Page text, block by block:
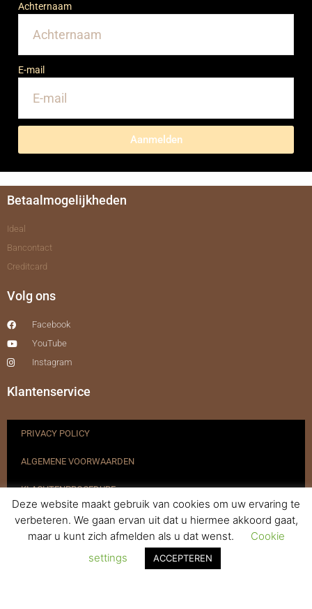
Achternaam
E-mail
Aanmelden
Betaalmogelijkheden
Ideal
Bancontact
Creditcard
Volg ons
Facebook
YouTube
Instagram
Klantenservice
PRIVACY POLICY
ALGEMENE VOORWAARDEN
KLACHTENPROCEDURE
VERZENDEN & RETOURNEREN
Deze website maakt gebruik van cookies om uw ervaring te
verbeteren. We gaan ervan uit dat u hiermee akkoord gaat,
maar u kunt zich afmelden als u dat wenst.
Cookie
settings
ACCEPTEREN